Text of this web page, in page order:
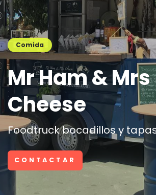
Comida
Mr Ham & Mrs
Cheese
Foodtruck bocadillos y
CONTACTAR